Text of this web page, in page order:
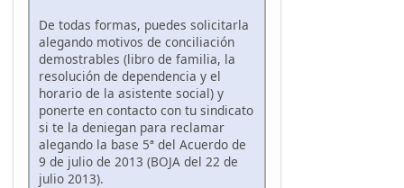
De todas formas, puedes solicitarla
alegando motivos de conciliación
demostrables (libro de familia, la
resolución de dependencia y el
horario de la asistente social) y
ponerte en contacto con tu sindicato
si te la deniegan para reclamar
alegando la base 5ª del Acuerdo de
9 de julio de 2013 (BOJA del 22 de
julio 2013).